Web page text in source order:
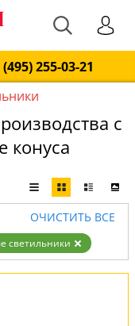
(495) 255-03-21
с
конуса
ОЧИСТИТЬ ВСЕ
светильники